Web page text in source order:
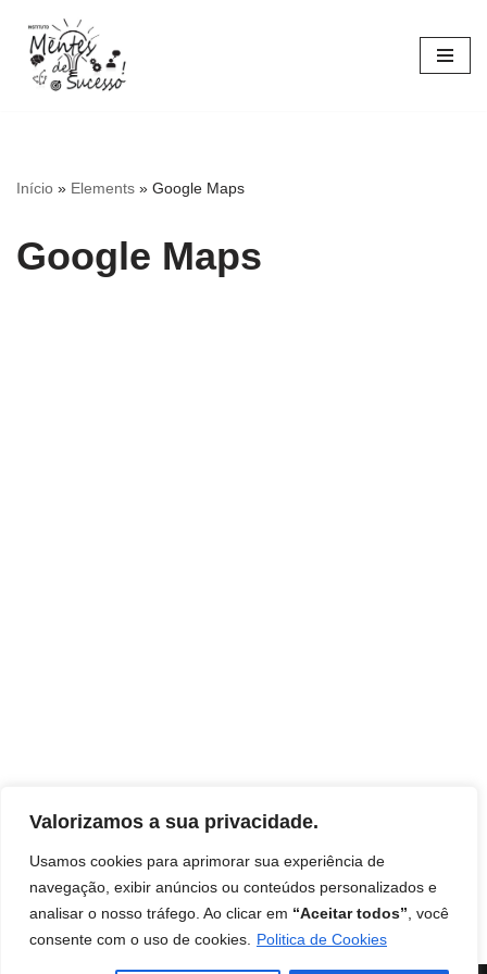
Valorizamos a sua privacidade.
Usamos cookies para aprimorar sua experiência de
navegação, exibir anúncios ou conteúdos personalizados e
analisar o nosso tráfego. Ao clicar em “Aceitar todos” , você
consente com o uso de cookies.
Politica de Cookies
Pular
para
Início » Elements » Google Maps
Google Maps
[vc_row][vc_column][shortcode_google_map][/vc_column]
Início Contato Termos de uso
Disclaimer
Política de Privacidade
Livro: Insights Ocultos do Reino